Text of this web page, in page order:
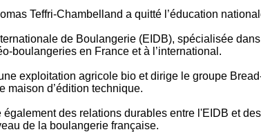
Teffri-Chambelland a quitté l’éducation
de Boulangerie (EIDB), spécialisée
boulangeries en France et à l’international.
exploitation agricole bio et dirige le groupe
maison d’édition technique.
des relations durables entre l'EIDB et
de la boulangerie française.